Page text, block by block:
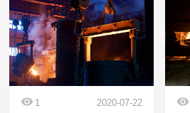
1 2020-07-22